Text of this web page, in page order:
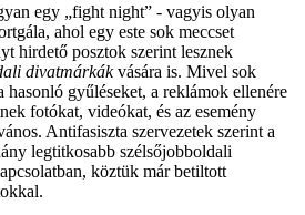
egy „fight night” - vagyis olyan
ahol egy este sok meccset
hirdető posztok szerint lesznek
divatmárkákvására is. Mivel sok
hasonló gyűléseket, a reklámok ellenére
fotókat, videókat, és az esemény
Antifasiszta szervezetek szerint a
legtitkosabb szélsőjobboldali
köztük már betiltott